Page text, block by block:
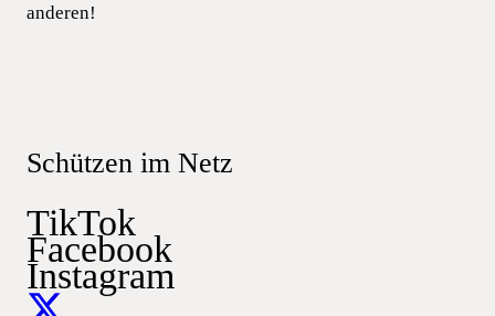
anderen!
Schützen im Netz
TikTok
Facebook
Instagram